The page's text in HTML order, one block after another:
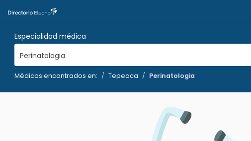
Especialidad médica
Perinatologia
Médicos encontrados en: Tepeaca Perinatologia